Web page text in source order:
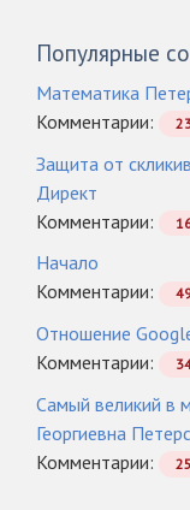
Популярные
Математика
Комментарии:
Защита от
Директ
Комментарии:
Начало
Комментарии:
Отношение
Комментарии:
Самый великий в
Георгиевна
Комментарии: